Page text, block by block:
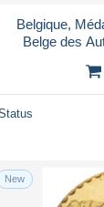
Belgique,
Belge des
New